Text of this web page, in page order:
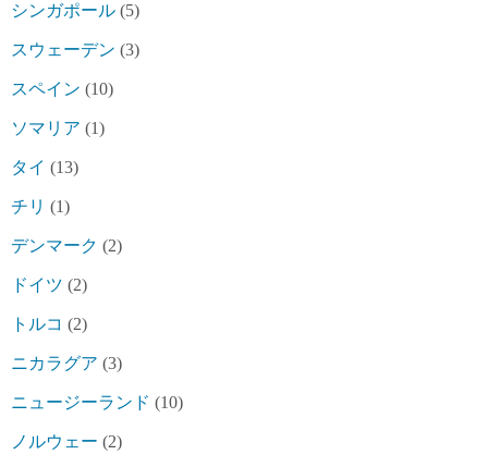
シンガポール (5)
スウェーデン (3)
スペイン (10)
ソマリア (1)
タイ (13)
チリ (1)
デンマーク (2)
ドイツ (2)
トルコ (2)
ニカラグア (3)
ニュージーランド (10)
ノルウェー (2)